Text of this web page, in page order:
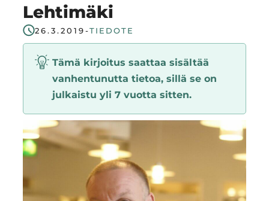
start
in
Tampere
Region
Lehtimäki
26.3.2019-TIEDOTE
Tämä kirjoitus saattaa sisältää
vanhentunutta tietoa, sillä se on
julkaistu yli 7 vuotta sitten.